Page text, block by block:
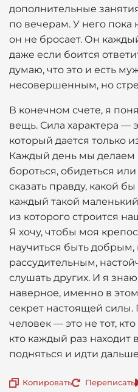
дополнительные
по вечерам. У него пока
он не бросает. Он
даже если боится
думаю, что это и есть
несовершенным, но
В конечном счете, я
вещь. Сила характера —
который дается только
Каждый день мы делаем
бороться, обидеться
сказать правду, какой
каждый такой
из которого строится
Я хочу, чтобы моя
научиться быть
рассудительным,
слушать других. И я
наверное, именно в
секрет настоящей
человек — это не тот, кто
кто каждый раз находит
подняться и идти
Копировать Переписать